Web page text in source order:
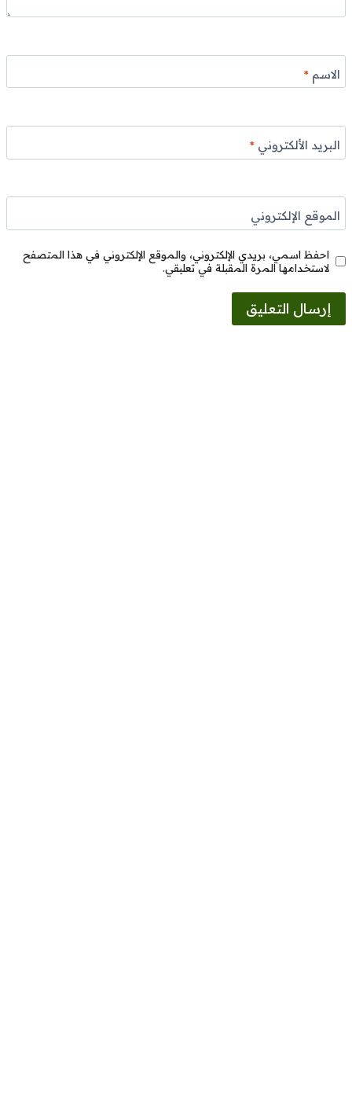
الاسم*
البريد الألكتروني*
الموقع الإلكتروني
احفظ اسمي، بريدي الإلكتروني، والموقع الإلكتروني في هذا المتصفح
لاستخدامها المرة المقبلة في تعليقي.